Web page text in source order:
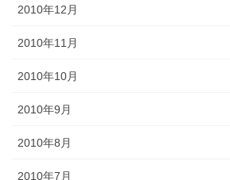
2010年12月
2010年11月
2010年10月
2010年9月
2010年8月
2010年7月